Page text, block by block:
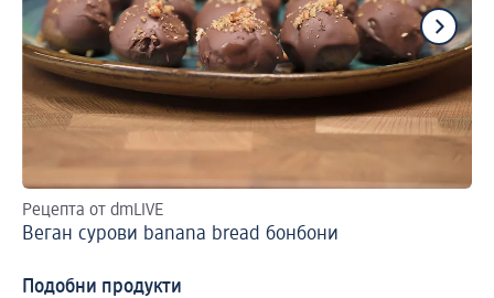
Рецепта от dmLIVE
Веган сурови banana bread бонбони
Подобни продукти